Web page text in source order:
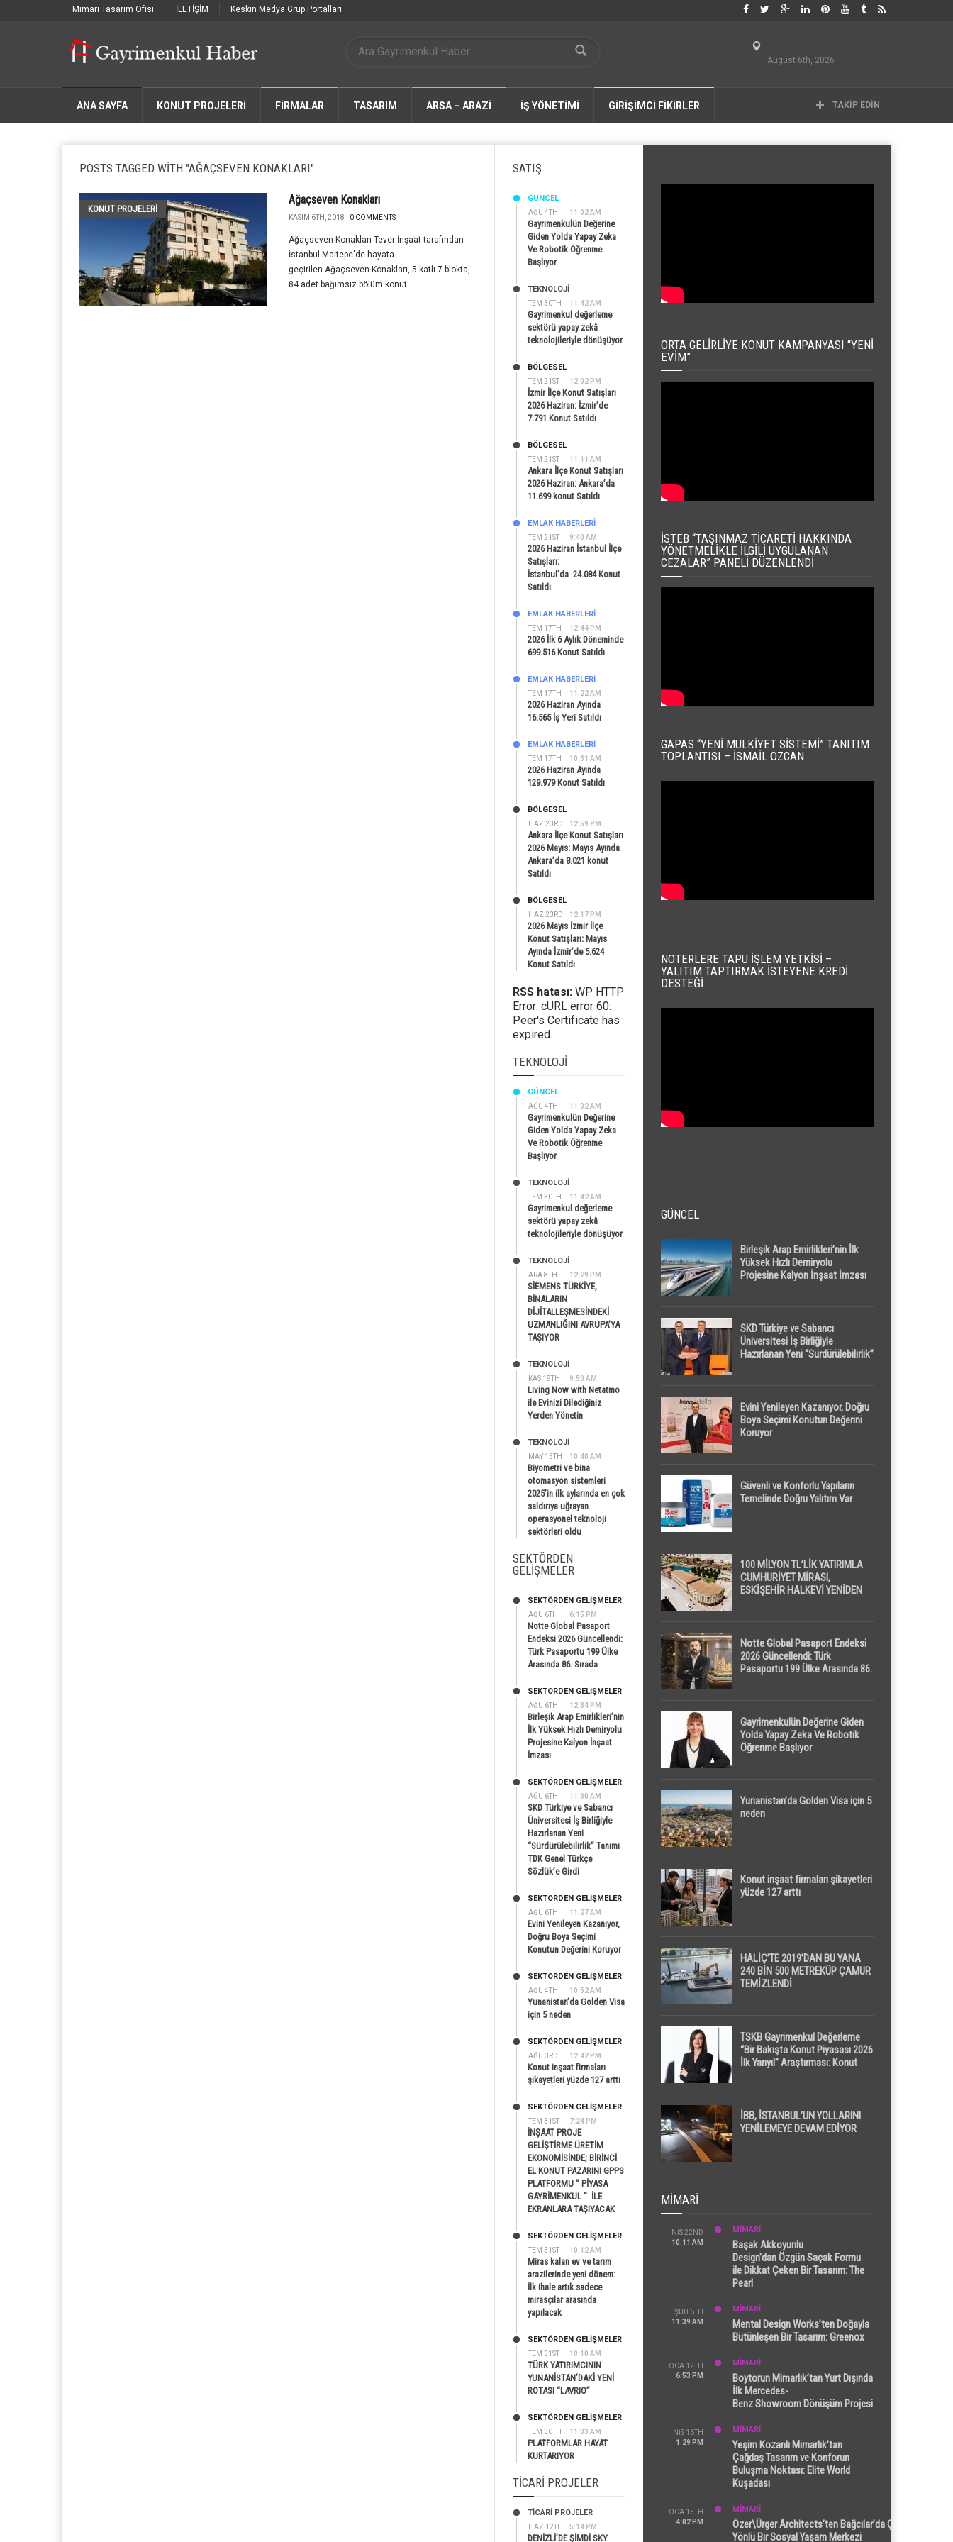
Mimari Tasarım Ofisi İLETİŞİM Keskin Medya Grup Portalları
August 6th, 2026
ANA SAYFA KONUT PROJELERİ FIRMALAR TASARIM ARSA – ARAZİ İŞ YÖNETİMİ GİRİŞİMCİ FİKİRLER TAKIP EDIN
POSTS TAGGED WITH "AĞAÇSEVEN KONAKLARI"
KONUT PROJELERI
Ağaçseven Konakları
KASIM 6TH, 2018 | 0 COMMENTS
Ağaçseven Konakları Tever İnşaat tarafından
İstanbul Maltepe'de hayata
geçirilen Ağaçseven Konakları, 5 katlı 7 blokta,
84 adet bağımsız bölüm konut...
SATIŞ
AĞU 4TH 11:02 AM
GÜNCEL
Gayrimenkulün Değerine
Giden Yolda Yapay Zeka
Ve Robotik Öğrenme
Başlıyor
TEM 30TH 11:42 AM
TEKNOLOJİ
Gayrimenkul değerleme
sektörü yapay zekâ
teknolojileriyle dönüşüyor
TEM 21ST 12:02 PM
BÖLGESEL
İzmir İlçe Konut Satışları
2026 Haziran: İzmir’de
7.791 Konut Satıldı
TEM 21ST 11:11 AM
BÖLGESEL
Ankara İlçe Konut Satışları
2026 Haziran: Ankara’da
11.699 konut Satıldı
TEM 21ST 9:40 AM
EMLAK HABERLERI
2026 Haziran İstanbul İlçe
Satışları:
İstanbul’da 24.084 Konut
Satıldı
TEM 17TH 12:44 PM
EMLAK HABERLERI
2026 İlk 6 Aylık Döneminde
699.516 Konut Satıldı
TEM 17TH 11:22 AM
EMLAK HABERLERI
2026 Haziran Ayında
16.565 İş Yeri Satıldı
TEM 17TH 10:31 AM
EMLAK HABERLERI
2026 Haziran Ayında
129.979 Konut Satıldı
HAZ 23RD 12:59 PM
BÖLGESEL
Ankara İlçe Konut Satışları
2026 Mayıs: Mayıs Ayında
Ankara’da 8.021 konut
Satıldı
HAZ 23RD 12:17 PM
BÖLGESEL
2026 Mayıs İzmir İlçe
Konut Satışları: Mayıs
Ayında İzmir’de 5.624
Konut Satıldı
RSS hatası: WP HTTP
Error: cURL error 60:
Peer's Certificate has
expired.
TEKNOLOJI
AĞU 4TH 11:02 AM
GÜNCEL
Gayrimenkulün Değerine
Giden Yolda Yapay Zeka
Ve Robotik Öğrenme
Başlıyor
TEM 30TH 11:42 AM
TEKNOLOJİ
Gayrimenkul değerleme
sektörü yapay zekâ
teknolojileriyle dönüşüyor
ARA 8TH 12:29 PM
TEKNOLOJİ
SİEMENS TÜRKİYE,
BİNALARIN
DİJİTALLEŞMESİNDEKİ
UZMANLIĞINI AVRUPA’YA
TAŞIYOR
KAS 19TH 9:50 AM
TEKNOLOJİ
Living Now with Netatmo
ile Evinizi Dilediğiniz
Yerden Yönetin
MAY 15TH 10:40 AM
TEKNOLOJİ
Biyometri ve bina
otomasyon sistemleri
2025’in ilk aylarında en çok
saldırıya uğrayan
operasyonel teknoloji
sektörleri oldu
SEKTÖRDEN
GELIŞMELER
AĞU 6TH 6:15 PM
SEKTÖRDEN GELIŞMELER
Notte Global Pasaport
Endeksi 2026 Güncellendi:
Türk Pasaportu 199 Ülke
Arasında 86. Sırada
AĞU 6TH 12:34 PM
SEKTÖRDEN GELIŞMELER
Birleşik Arap Emirlikleri’nin
İlk Yüksek Hızlı Demiryolu
Projesine Kalyon İnşaat
İmzası
AĞU 6TH 11:30 AM
SEKTÖRDEN GELIŞMELER
SKD Türkiye ve Sabancı
Üniversitesi İş Birliğiyle
Hazırlanan Yeni
“Sürdürülebilirlik” Tanımı
TDK Genel Türkçe
Sözlük’e Girdi
AĞU 6TH 11:27 AM
SEKTÖRDEN GELIŞMELER
Evini Yenileyen Kazanıyor,
Doğru Boya Seçimi
Konutun Değerini Koruyor
AĞU 4TH 10:52 AM
SEKTÖRDEN GELIŞMELER
Yunanistan’da Golden Visa
için 5 neden
AĞU 3RD 12:42 PM
SEKTÖRDEN GELIŞMELER
Konut inşaat firmaları
şikayetleri yüzde 127 arttı
TEM 31ST 7:24 PM
SEKTÖRDEN GELIŞMELER
İNŞAAT PROJE
GELİŞTİRME ÜRETİM
EKONOMİSİNDE; BİRİNCİ
EL KONUT PAZARINI GPPS
PLATFORMU ” PİYASA
GAYRİMENKUL ” İLE
EKRANLARA TAŞIYACAK
TEM 31ST 10:12 AM
SEKTÖRDEN GELIŞMELER
Miras kalan ev ve tarım
arazilerinde yeni dönem:
İlk ihale artık sadece
mirasçılar arasında
yapılacak
TEM 31ST 10:10 AM
SEKTÖRDEN GELIŞMELER
TÜRK YATIRIMCININ
YUNANİSTAN’DAKİ YENİ
ROTASI “LAVRIO”
TEM 30TH 11:03 AM
SEKTÖRDEN GELIŞMELER
PLATFORMLAR HAYAT
KURTARIYOR
TICARI PROJELER
HAZ 12TH 5:14 PM
TİCARİ PROJELER
DENİZLİ’DE ŞİMDİ SKY
ORTA GELIRLIYE KONUT KAMPANYASI “YENI
EVIM”
İSTEB “TAŞINMAZ TICARETI HAKKINDA
YÖNETMELIKLE İLGILI UYGULANAN
CEZALAR” PANELI DÜZENLENDI
GAPAS “YENI MÜLKIYET SISTEMI” TANITIM
TOPLANTISI – İSMAIL ÖZCAN
NOTERLERE TAPU İŞLEM YETKISI –
YALITIM TAPTIRMAK İSTEYENE KREDI
DESTEĞI
GÜNCEL
Birleşik Arap Emirlikleri’nin İlk
Yüksek Hızlı Demiryolu
Projesine Kalyon İnşaat İmzası
SKD Türkiye ve Sabancı
Üniversitesi İş Birliğiyle
Hazırlanan Yeni “Sürdürülebilirlik”
Evini Yenileyen Kazanıyor, Doğru
Boya Seçimi Konutun Değerini
Koruyor
Güvenli ve Konforlu Yapıların
Temelinde Doğru Yalıtım Var
100 MİLYON TL’LİK YATIRIMLA
CUMHURİYET MİRASI,
ESKİŞEHİR HALKEVİ YENİDEN
Notte Global Pasaport Endeksi
2026 Güncellendi: Türk
Pasaportu 199 Ülke Arasında 86.
Gayrimenkulün Değerine Giden
Yolda Yapay Zeka Ve Robotik
Öğrenme Başlıyor
Yunanistan’da Golden Visa için 5
neden
Konut inşaat firmaları şikayetleri
yüzde 127 arttı
HALİÇ’TE 2019’DAN BU YANA
240 BİN 500 METREKÜP ÇAMUR
TEMİZLENDİ
TSKB Gayrimenkul Değerleme
“Bir Bakışta Konut Piyasası 2026
İlk Yarıyıl” Araştırması: Konut
Dikkat Çekti
İBB, İSTANBUL’UN YOLLARINI
YENİLEMEYE DEVAM EDİYOR
MIMARI
NIS 22ND
10:11 AM
MİMARİ
Başak Akkoyunlu
Design’dan Özgün Saçak Formu
ile Dikkat Çeken Bir Tasarım: The
Pearl
ŞUB 6TH
11:39 AM
MİMARİ
Mental Design Works’ten Doğayla
Bütünleşen Bir Tasarım: Greenox
OCA 12TH
6:53 PM
MİMARİ
Boytorun Mimarlık’tan Yurt Dışında
İlk Mercedes-
Benz Showroom Dönüşüm Projesi
NIS 16TH
1:29 PM
MİMARİ
Yeşim Kozanlı Mimarlık’tan
Çağdaş Tasarım ve Konforun
Buluşma Noktası: Elite World
Kuşadası
OCA 15TH
4:02 PM
MİMARİ
Özer\Ürger Architects’ten Bağcılar’da Çok
Yönlü Bir Sosyal Yaşam Merkezi